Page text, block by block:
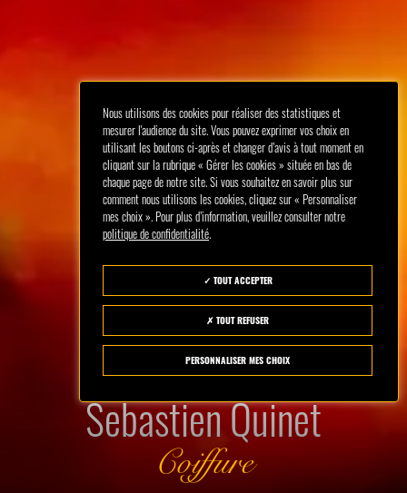
Sebastien Quinet
Coiffure
Nous utilisons des cookies pour réaliser des statistiques et
mesurer l'audience du site. Vous pouvez exprimer vos choix en
utilisant les boutons ci-après et changer d’avis à tout moment en
cliquant sur la rubrique « Gérer les cookies » située en bas de
chaque page de notre site. Si vous souhaitez en savoir plus sur
comment nous utilisons les cookies, cliquez sur « Personnaliser
mes choix ». Pour plus d’information, veuillez consulter notre
politique de confidentialité.
TOUT ACCEPTER
TOUT REFUSER
PERSONNALISER MES CHOIX